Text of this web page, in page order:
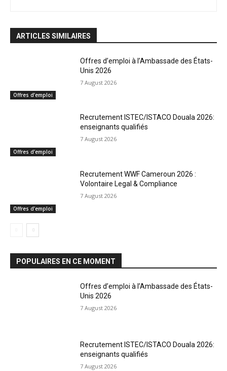
ARTICLES SIMILAIRES
Offres d’emploi
Offres d’emploi à l’Ambassade des États-
Unis 2026
7 August 2026
Offres d’emploi
Recrutement ISTEC/ISTACO Douala 2026:
enseignants qualifiés
7 August 2026
Offres d’emploi
Recrutement WWF Cameroun 2026 :
Volontaire Legal & Compliance
7 August 2026
POPULAIRES EN CE MOMENT
Offres d’emploi à l’Ambassade des États-
Unis 2026
7 August 2026
Recrutement ISTEC/ISTACO Douala 2026:
enseignants qualifiés
7 August 2026